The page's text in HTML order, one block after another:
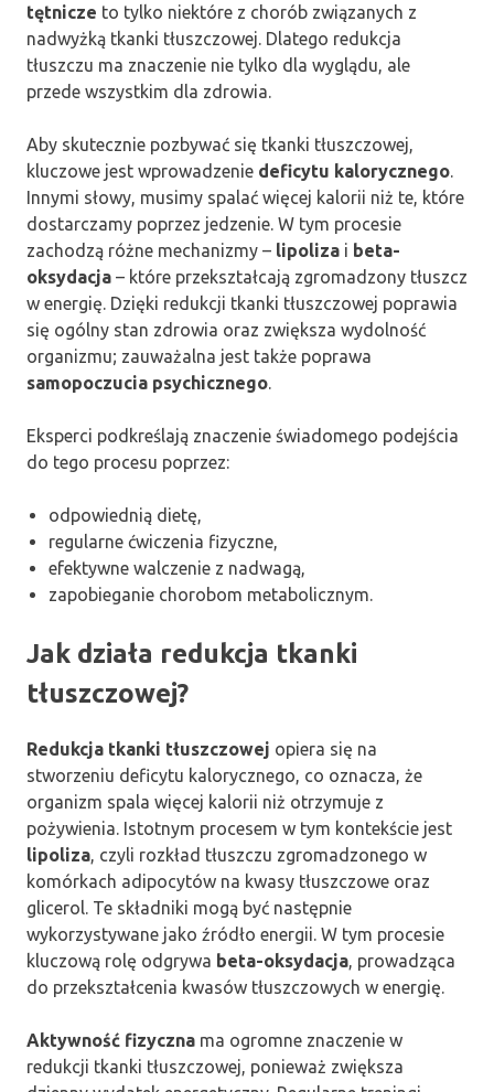
tętnicze to tylko niektóre z chorób związanych z
nadwyżką tkanki tłuszczowej. Dlatego redukcja
tłuszczu ma znaczenie nie tylko dla wyglądu, ale
przede wszystkim dla zdrowia.
Aby skutecznie pozbywać się tkanki tłuszczowej,
kluczowe jest wprowadzenie deficytu kalorycznego.
Innymi słowy, musimy spalać więcej kalorii niż te, które
dostarczamy poprzez jedzenie. W tym procesie
zachodzą różne mechanizmy – lipoliza i beta-
oksydacja – które przekształcają zgromadzony tłuszcz
w energię. Dzięki redukcji tkanki tłuszczowej poprawia
się ogólny stan zdrowia oraz zwiększa wydolność
organizmu; zauważalna jest także poprawa
samopoczucia psychicznego.
Eksperci podkreślają znaczenie świadomego podejścia
do tego procesu poprzez:
odpowiednią dietę,
regularne ćwiczenia fizyczne,
efektywne walczenie z nadwagą,
zapobieganie chorobom metabolicznym.
Jak działa redukcja tkanki
tłuszczowej?
Redukcja tkanki tłuszczowej opiera się na
stworzeniu deficytu kalorycznego, co oznacza, że
organizm spala więcej kalorii niż otrzymuje z
pożywienia. Istotnym procesem w tym kontekście jest
lipoliza, czyli rozkład tłuszczu zgromadzonego w
komórkach adipocytów na kwasy tłuszczowe oraz
glicerol. Te składniki mogą być następnie
wykorzystywane jako źródło energii. W tym procesie
kluczową rolę odgrywa beta-oksydacja, prowadząca
do przekształcenia kwasów tłuszczowych w energię.
Aktywność fizyczna ma ogromne znaczenie w
redukcji tkanki tłuszczowej, ponieważ zwiększa